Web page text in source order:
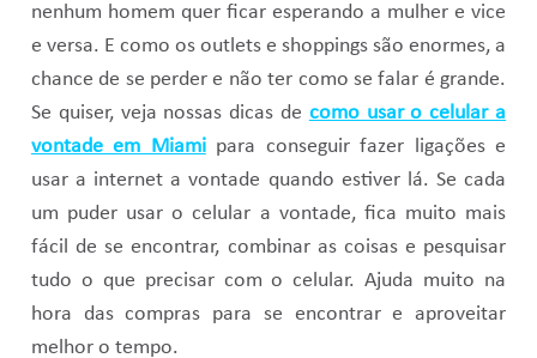
nenhum homem quer ficar esperando a mulher e vice
e versa. E como os outlets e shoppings são enormes, a
chance de se perder e não ter como se falar é grande.
Se quiser, veja nossas dicas de como usar o celular a
vontade em Miamipara conseguir fazer ligações e
usar a internet a vontade quando estiver lá. Se cada
um puder usar o celular a vontade, fica muito mais
fácil de se encontrar, combinar as coisas e pesquisar
tudo o que precisar com o celular. Ajuda muito na
hora das compras para se encontrar e aproveitar
melhor o tempo.